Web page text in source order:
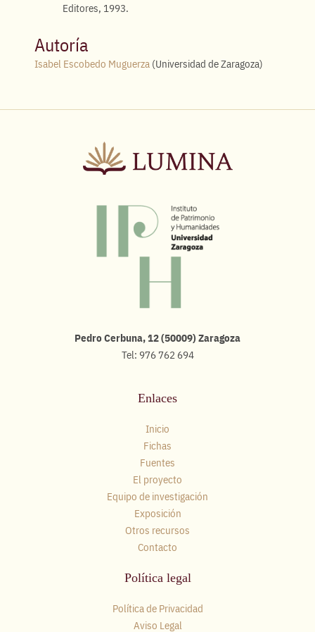
Editores, 1993.
Autoría
Isabel Escobedo Muguerza (Universidad de Zaragoza)
Pedro Cerbuna, 12 (50009) Zaragoza
Tel: 976 762 694
Enlaces
Inicio
Fichas
Fuentes
El proyecto
Equipo de investigación
Exposición
Otros recursos
Contacto
Política legal
Política de Privacidad
Aviso Legal